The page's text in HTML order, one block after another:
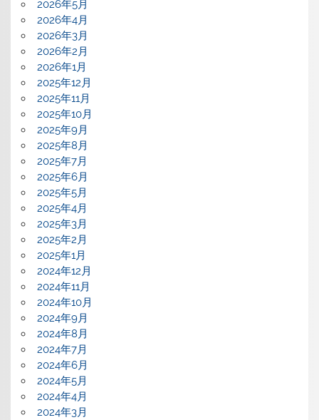
2026年5月
2026年4月
2026年3月
2026年2月
2026年1月
2025年12月
2025年11月
2025年10月
2025年9月
2025年8月
2025年7月
2025年6月
2025年5月
2025年4月
2025年3月
2025年2月
2025年1月
2024年12月
2024年11月
2024年10月
2024年9月
2024年8月
2024年7月
2024年6月
2024年5月
2024年4月
2024年3月